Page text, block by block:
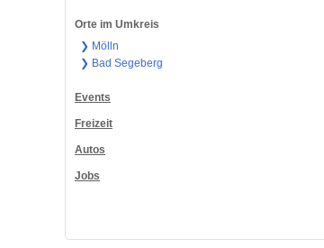
Orte im Umkreis
❯ Mölln
❯ Bad Segeberg
Events
Freizeit
Autos
Jobs